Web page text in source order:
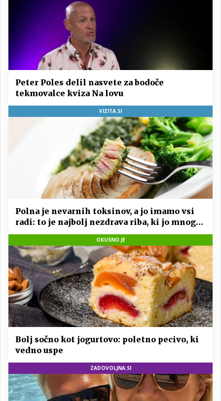
Peter Poles delil nasvete za bodoče
tekmovalce kviza Na lovu
VIZITA.SI
Polna je nevarnih toksinov, a jo imamo vsi
radi: to je najbolj nezdrava riba, ki jo mnogi
redno uživajo
OKUSNO.JE
Bolj sočno kot jogurtovo: poletno pecivo, ki
vedno uspe
ZADOVOLJNA.SI